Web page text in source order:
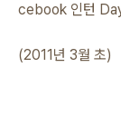
cebook 인턴
(2011년 3월 초)